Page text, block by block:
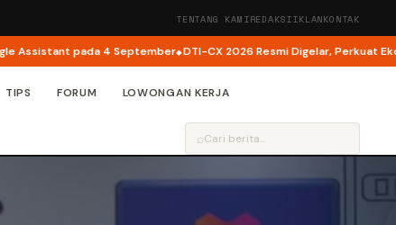
TENTANG KAMIREDAKSIIKLANKONTAK
pada 4 September DTI-CX 2026 Resmi Digelar, Perkuat
TIPS FORUM LOWONGAN KERJA
⌕